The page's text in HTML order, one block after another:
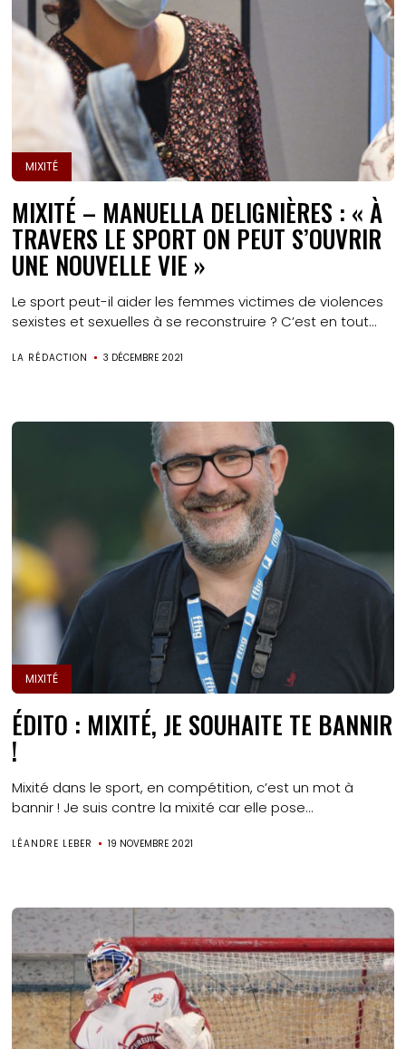
MIXITÉ
MIXITÉ – MANUELLA DELIGNIÈRES : « À
TRAVERS LE SPORT ON PEUT S’OUVRIR
UNE NOUVELLE VIE »
Le sport peut-il aider les femmes victimes de violences
sexistes et sexuelles à se reconstruire ? C’est en tout...
LA RÉDACTION 3 DÉCEMBRE 2021
MIXITÉ
ÉDITO : MIXITÉ, JE SOUHAITE TE BANNIR
!
Mixité dans le sport, en compétition, c’est un mot à
bannir ! Je suis contre la mixité car elle pose...
LÉANDRE LEBER 19 NOVEMBRE 2021